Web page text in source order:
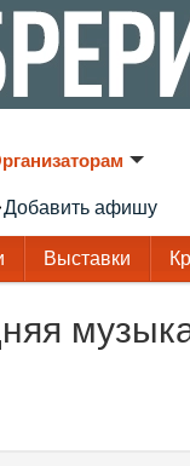
Добавить афишу
Выставки